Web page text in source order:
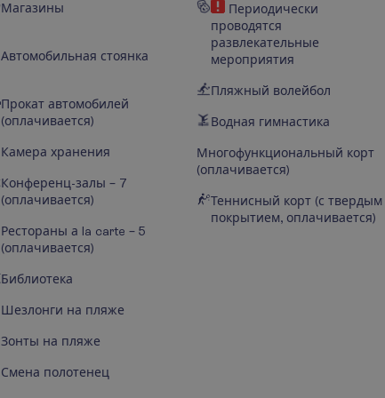
Магазины
Автомобильная стоянка
Прокат автомобилей
(оплачивается)
Камера хранения
Конференц-залы – 7
(оплачивается)
Рестораны а la carte – 5
(оплачивается)
Библиотека
Шезлонги на пляже
Зонты на пляже
Смена полотенец
Периодически
проводятся
развлекательные
мероприятия
Пляжный волейбол
Водная гимнастика
Многофункциональный корт
(оплачивается)
Теннисный корт (с твердым
покрытием, оплачивается)